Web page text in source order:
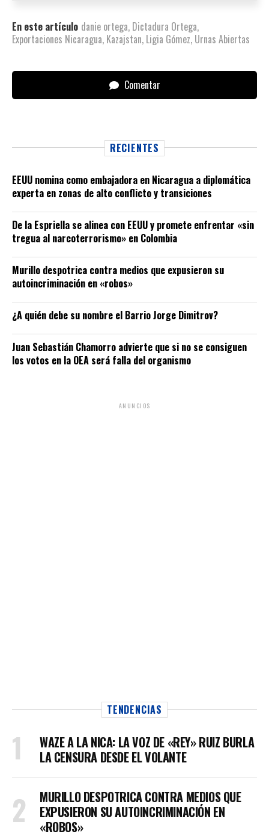
En este artículo danie ortega, Dictadura Ortega,
Exportaciones Nicaragua, Kazajstan, Ligia Gómez, Urnas Abiertas
Comentar
RECIENTES
EEUU nomina como embajadora en Nicaragua a diplomática
experta en zonas de alto conflicto y transiciones
De la Espriella se alinea con EEUU y promete enfrentar «sin
tregua al narcoterrorismo» en Colombia
Murillo despotrica contra medios que expusieron su
autoincriminación en «robos»
¿A quién debe su nombre el Barrio Jorge Dimitrov?
Juan Sebastián Chamorro advierte que si no se consiguen
los votos en la OEA será falla del organismo
ANUNCIOS
TENDENCIAS
WAZE A LA NICA: LA VOZ DE «REY» RUIZ BURLA
LA CENSURA DESDE EL VOLANTE
MURILLO DESPOTRICA CONTRA MEDIOS QUE
EXPUSIERON SU AUTOINCRIMINACIÓN EN
«ROBOS»